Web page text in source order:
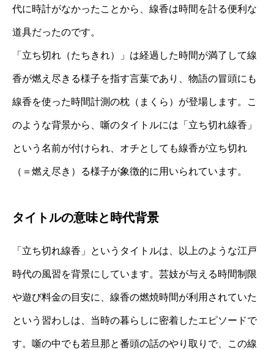
代に時計がなかったことから、線香は時間を計る便利な
道具だったのです。
「立ち切れ（たちきれ）」は経過した時間が満了して線
香が燃え尽きる様子を指す言葉であり、物語の冒頭にも
線香を使った時間計測の枕（まくら）が登場します。こ
のような背景から、噺のタイトルには「立ち切れ線香」
という名前が付けられ、オチとしても線香が立ち切れ
（＝燃え尽き）る様子が象徴的に用いられています。
タイトルの意味と時代背景
「立ち切れ線香」というタイトルは、以上のような江戸
時代の風習を背景にしています。芸妓が与える時間制限
や遊び料金の目安に、線香の燃焼時間が利用されていた
という習わしは、当時の暮らしに密着したエピソードで
す。噺の中でも若旦那と番頭の話のやり取りで、この線